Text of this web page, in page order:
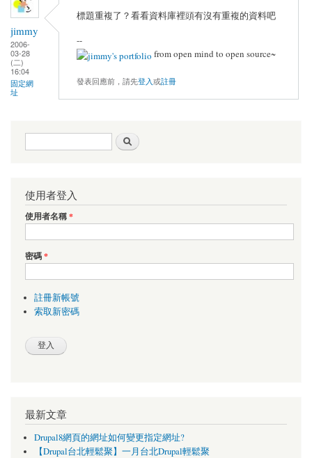
jimmy
2006-
03-28
(二)
16:04
固定網
址
標題重複了？看看資料庫裡頭有沒有重複的資料吧
--
from open mind to open source~
發表回應前，請先登入或註冊
搜尋表單
使用者登入
使用者名稱*
密碼*
註冊新帳號
索取新密碼
最新文章
Drupal8網頁的網址如何變更指定網址?
【Drupal台北輕鬆聚】一月台北Drupal輕鬆聚